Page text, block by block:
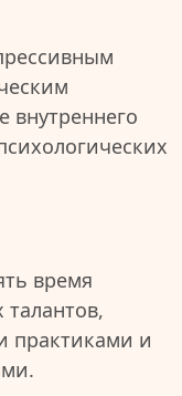
время
практиками и